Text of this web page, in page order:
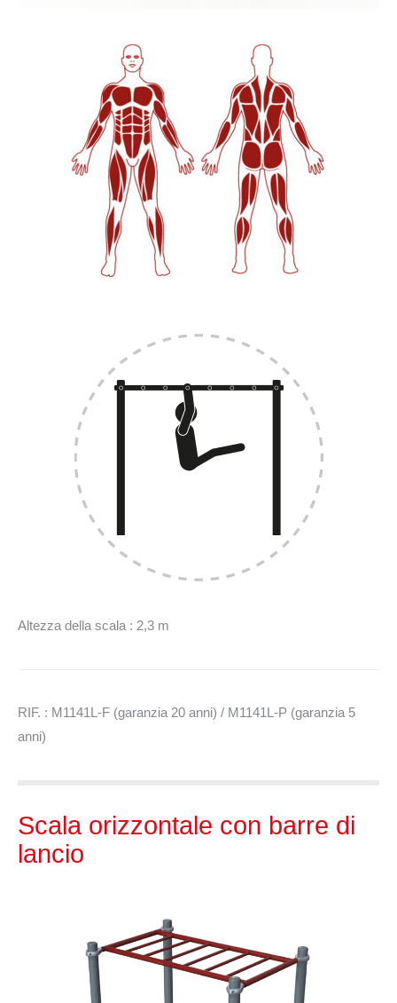
Altezza della scala : 2,3 m
RIF. : M1141L-F (garanzia 20 anni) / M1141L-P (garanzia 5
anni)
Scala orizzontale con barre di
lancio